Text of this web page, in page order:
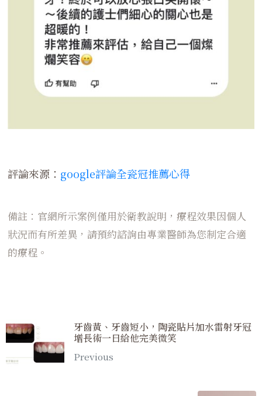
評論來源： google評論全瓷冠推薦心得
備註：官網所示案例僅用於衛教說明，療程效果因個人
狀況而有所差異，請預約諮詢由專業醫師為您制定合適
的療程。
牙齒黃、牙齒短小，陶瓷貼片加水雷射牙冠
增長術一日給他完美微笑
Previous